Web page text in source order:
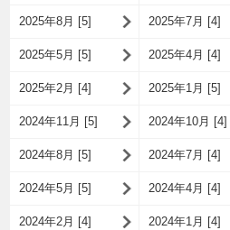
2025年8月 [5] 2025年7月 [4]
2025年5月 [5] 2025年4月 [4]
2025年2月 [4] 2025年1月 [5]
2024年11月 [5] 2024年10月 [4]
2024年8月 [5] 2024年7月 [4]
2024年5月 [5] 2024年4月 [4]
2024年2月 [4] 2024年1月 [4]